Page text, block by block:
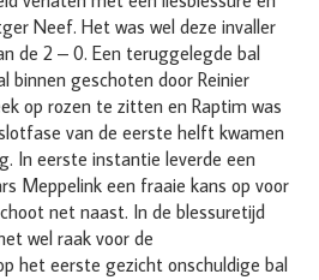
Neef. Het was wel deze invaller
de 2 – 0. Een teruggelegde bal
binnen geschoten door Reinier
op rozen te zitten en Raptim was
van de eerste helft kwamen
In eerste instantie leverde een
Meppelink een fraaie kans op voor
net naast. In de blessuretijd
wel raak voor de
het eerste gezicht onschuldige bal